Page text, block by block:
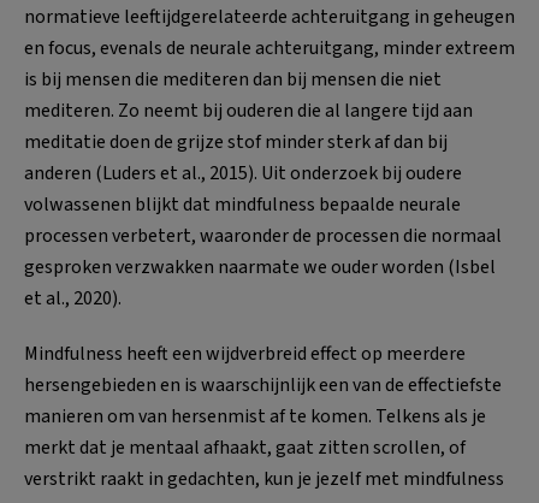
normatieve leeftijdgerelateerde achteruitgang in geheugen
en focus, evenals de neurale achteruitgang, minder extreem
is bij mensen die mediteren dan bij mensen die niet
mediteren. Zo neemt bij ouderen die al langere tijd aan
meditatie doen de grijze stof minder sterk af dan bij
anderen (Luders et al., 2015). Uit onderzoek bij oudere
volwassenen blijkt dat mindfulness bepaalde neurale
processen verbetert, waaronder de processen die normaal
gesproken verzwakken naarmate we ouder worden (Isbel
et al., 2020).
Mindfulness heeft een wijdverbreid effect op meerdere
hersengebieden en is waarschijnlijk een van de effectiefste
manieren om van hersenmist af te komen. Telkens als je
merkt dat je mentaal afhaakt, gaat zitten scrollen, of
verstrikt raakt in gedachten, kun je jezelf met mindfulness